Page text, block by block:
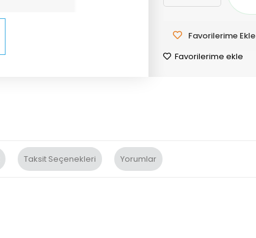
Favorilerime Ekle
Favorilerime ekle
Taksit Seçenekleri Yorumlar